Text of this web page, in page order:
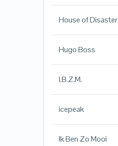
House of Disaster
Hugo Boss
I.B.Z.M.
icepeak
Ik Ben Zo Mooi